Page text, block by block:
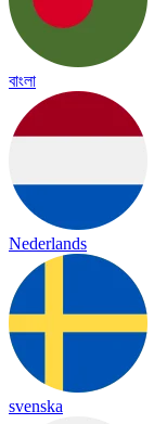
বাংলা
Nederlands
svenska